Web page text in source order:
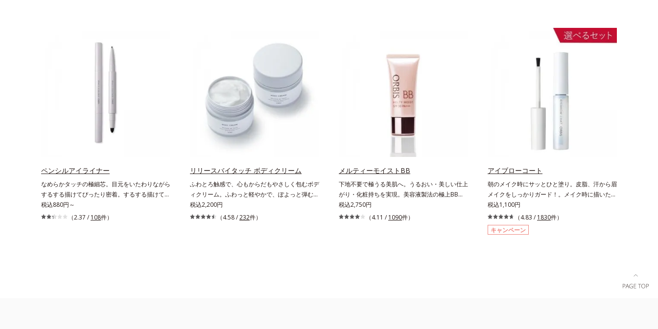
ペンシルアイライナー
なめらかタッチの極細芯。目元をいたわりながら
するする描けてぴったり密着。するする描けてぴ
ったり密着。なめらかタッチの極細芯アイライナ
ーです。繊細な目のキワにも優しいタッチでする
税込880円～
（2.37 / 108件）
リリースバイタッチ ボディクリーム
ふわとろ触感で、心もからだもやさしく包むボデ
ィクリーム。ふわっと軽やかで、ぽよっと弾むユ
ニーク触感。なじませると摩擦と皮膚温でほどけ
るボディクリームです。うっとりなテクスチャー
税込2,200円
（4.58 /232件）
メルティーモイストBB
下地不要で極うる美肌へ。うるおい・美しい仕上
がり・化粧持ちを実現。美容液製法の極上BBク
リーム。ファンデーションに美容成分を加える一
般的な製法ではなく、美容液にファンデーション
税込2,750円
（4.11 / 1090件）
アイブローコート
朝のメイク時にサッとひと塗り。皮脂、汗から眉
メイクをしっかりガード！。メイク時に描いた眉
の上からサッとひと塗りするだけで、描いたまま
の美しい眉を長時間キープします。汗、皮脂、こ
すれなどから美しい眉をしっかり守るウォーター
プルーフタイプながら、通常のクレンジングで簡
税込1,100円
（4.83 / 1830件）
キャンペーン